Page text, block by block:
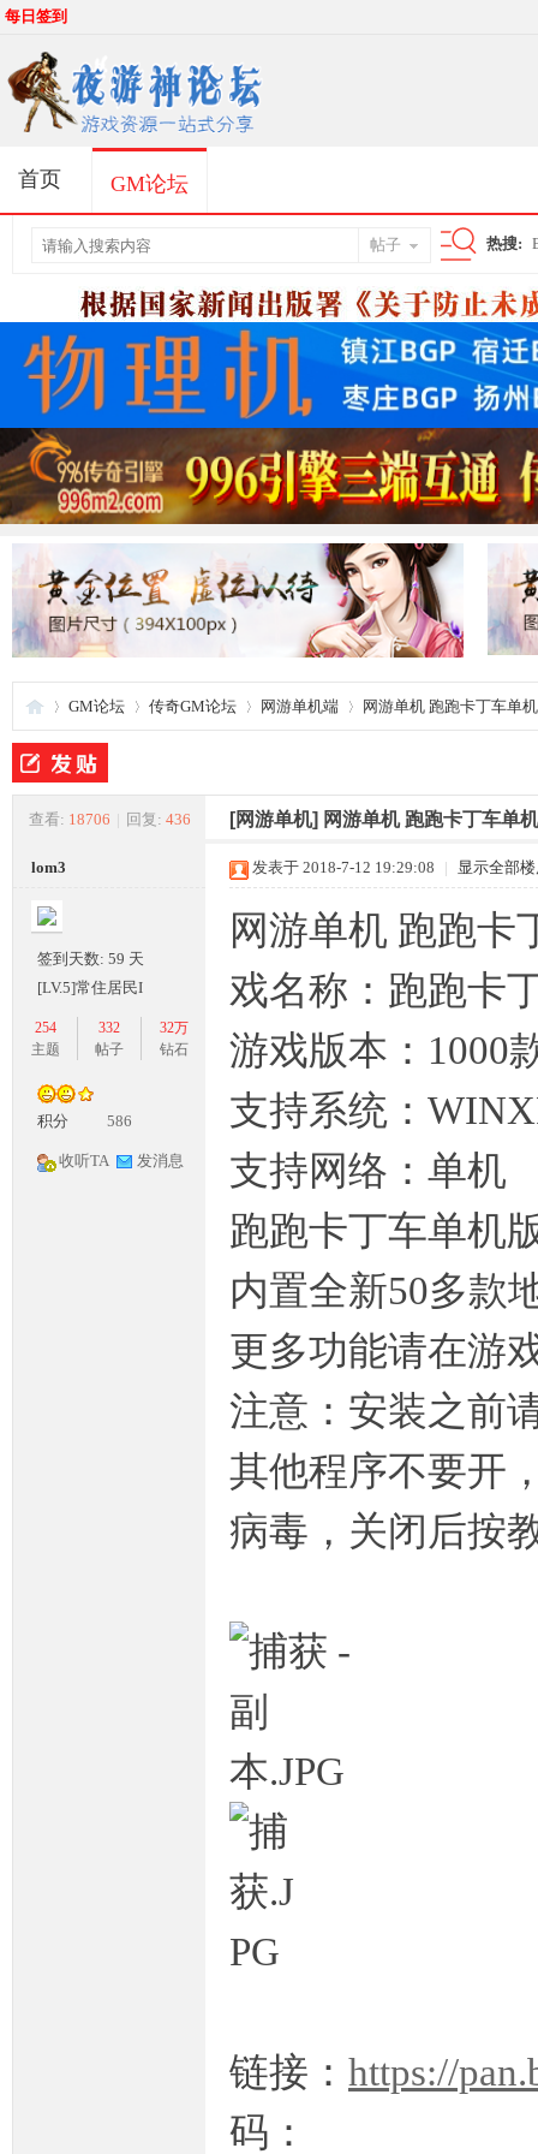
每日签到
首页 GM论坛
帖子
索
热搜:
夜
游
»
GM论坛
›
传奇GM论坛
›
网游单机端
›
网游单机 跑跑卡丁车单
查看: 18706 | 回复: 436 [网游单机] 网游单机 跑跑卡丁车单
lom3
签到天数: 59 天
[LV.5]常住居民I
254
主题
332
帖子
32万
钻石
积分 586
收听TA 发消息
发表于 2018-7-12 19:29:08 | 显示全部
网游单机 跑跑卡
戏名称：跑跑卡
游戏版本：1000
支持系统：
支持网络：单机
跑跑卡丁车单机
内置全新50多款
更多功能请在游
注意：安装之前
其他程序不要开
病毒，关闭后按
链接： https://
码：